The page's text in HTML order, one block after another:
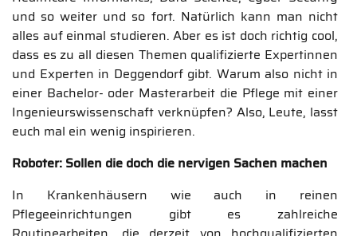
und so weiter und so fort. Natürlich kann man nicht
alles auf einmal studieren. Aber es ist doch richtig cool,
dass es zu all diesen Themen qualifizierte Expertinnen
und Experten in Deggendorf gibt. Warum also nicht in
einer Bachelor- oder Masterarbeit die Pflege mit einer
Ingenieurswissenschaft verknüpfen? Also, Leute, lasst
euch mal ein wenig inspirieren.
Roboter: Sollen die doch die nervigen Sachen machen
In Krankenhäusern wie auch in reinen
Pflegeeinrichtungen gibt es zahlreiche